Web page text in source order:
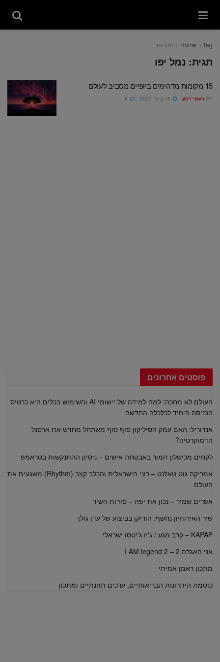
Home Tag נמל יפו
תגית: נמל יפו
15 מקומות מדהימים ביופיים מסביב לעולם
BY רעשי רקע
פוסטים אחרונים
העולם לא מחכה: למה למידה של יישומי AI והשימוש בכלים היא כרטיס
הכניסה היחיד לכלכלה החדשה
אנדוריל: האם עמק הסיליקון סוף סוף מאתחל מחדש את ארסנל
הדמוקרטיה?
לקחים מכישלון חמור באבטחת אישים – ניסיון ההתנקשות בטראמפ
אמריקה גוט טאלנט – רוני הישראלית והכלב קצב (Rhythm) משגעים את
העולם
אפרים שמיר – נכון את יפה – סודות השיר
שיר האירווזיון נחשף: הוריקן בביצוע של עדן גולן
KAPAP – קרב מגע / ג'יו ג'יטסו ישראלי
אני האגדה 2 – I AM legend 2
מתכון ראמן אמיתי
כוסמת היתרונות הבריאותיים, ערכים תזונתיים ומתכון